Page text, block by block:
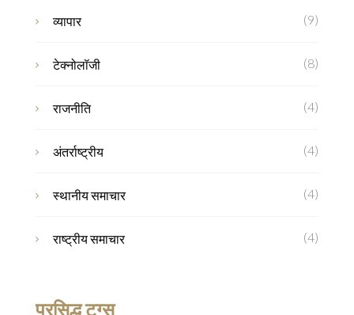
व्यापार (9)
टेक्नोलॉजी (8)
राजनीति (4)
अंतर्राष्ट्रीय (4)
स्थानीय समाचार (4)
राष्ट्रीय समाचार (4)
प्रसिद्ध टग्स